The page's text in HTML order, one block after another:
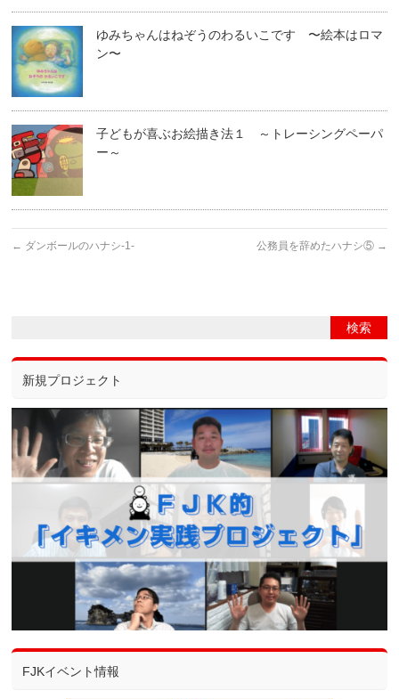
ゆみちゃんはねぞうのわるいこです 〜絵本はロマ
ン〜
子どもが喜ぶお絵描き法１ ～トレーシングペーパ
ー～
← ダンボールのハナシ-1- 公務員を辞めたハナシ⑤ →
新規プロジェクト
FJKイベント情報